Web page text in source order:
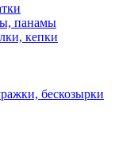
панамы
кепки
бескозырки